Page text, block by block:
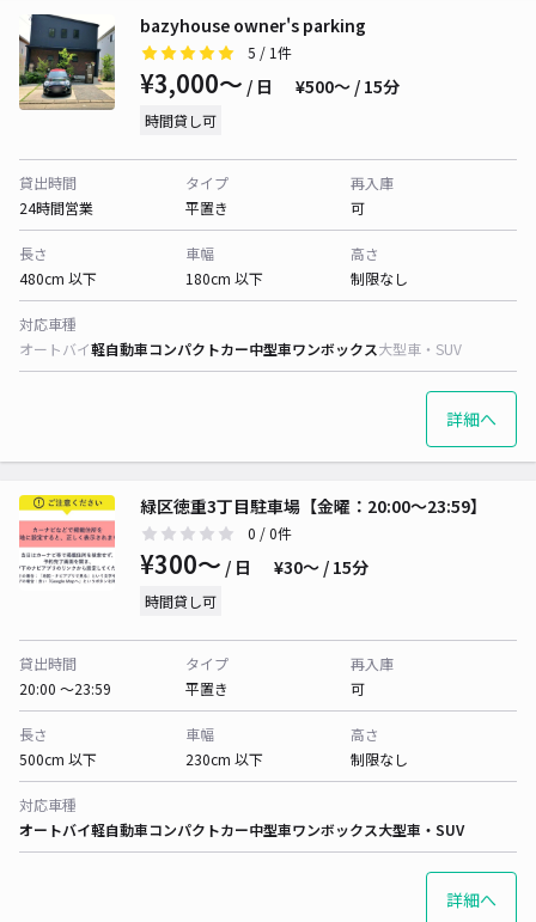
bazyhouse owner's parking
5 / 1件
¥3,000〜 / 日 ¥500〜 / 15分
時間貸し可
貸出時間
24時間営業
タイプ
平置き
再入庫
可
長さ
480cm 以下
車幅
180cm 以下
高さ
制限なし
対応車種
オートバイ軽自動車コンパクトカー中型車ワンボックス大型車・SUV
詳細へ
緑区徳重3丁目駐車場【金曜：20:00〜23:59】
0 / 0件
¥300〜 / 日 ¥30〜 / 15分
時間貸し可
貸出時間
20:00 〜23:59
タイプ
平置き
再入庫
可
長さ
500cm 以下
車幅
230cm 以下
高さ
制限なし
対応車種
オートバイ軽自動車コンパクトカー中型車ワンボックス大型車・SUV
詳細へ